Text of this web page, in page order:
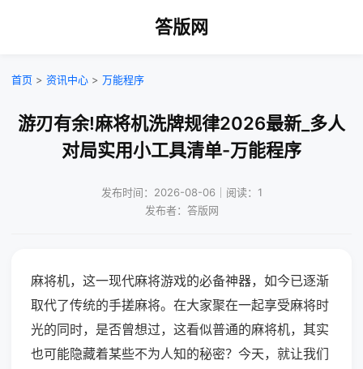
答版网
首页 > 资讯中心 > 万能程序
游刃有余!麻将机洗牌规律2026最新_多人
对局实用小工具清单-万能程序
发布时间：2026-08-06｜阅读：1
发布者：答版网
麻将机，这一现代麻将游戏的必备神器，如今已逐渐
取代了传统的手搓麻将。在大家聚在一起享受麻将时
光的同时，是否曾想过，这看似普通的麻将机，其实
也可能隐藏着某些不为人知的秘密？今天，就让我们